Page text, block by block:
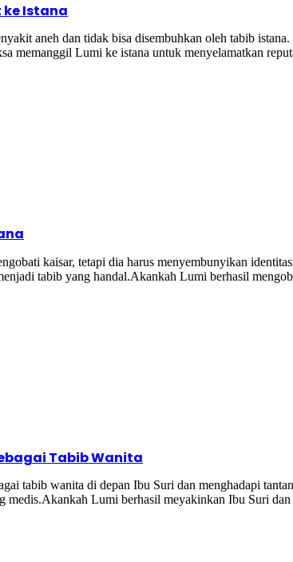
Istana
aneh dan tidak bisa disembuhkan oleh tabib
memanggil Lumi ke istana untuk menyelamatkan
kaisar, tetapi dia harus menyembunyikan
tabib yang handal.Akankah Lumi berhasil
Tabib Wanita
tabib wanita di depan Ibu Suri dan menghadapi
medis.Akankah Lumi berhasil meyakinkan Ibu Suri